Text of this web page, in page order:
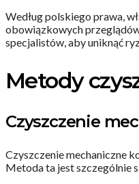
Według polskiego prawa,
obowiązkowych
specjalistów, aby uniknąć
Metody
Czyszczenie
Czyszczenie mechaniczne
Metoda ta jest szczególnie